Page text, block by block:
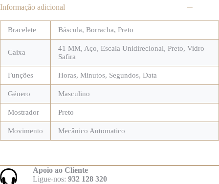
Informação adicional
Bracelete Báscula, Borracha, Preto
Caixa 41 MM, Aço, Escala Unidirecional, Preto, Vidro
Safira
Funções Horas, Minutos, Segundos, Data
Género Masculino
Mostrador Preto
Movimento Mecânico Automatico
Apoio ao Cliente
Ligue-nos: 932 128 320